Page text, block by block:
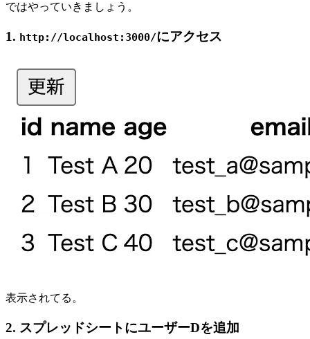
ではやっていきましょう。
1. http://localhost:3000/にアクセス
表示されてる。
2. スプレッドシートにユーザーDを追加